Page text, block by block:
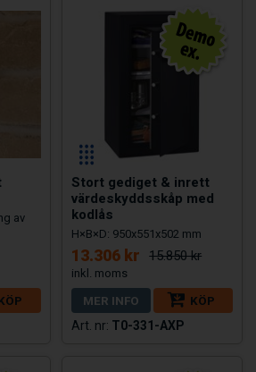
av
Stort gediget & inrett
värdeskyddsskåp med
kodlås
H×B×D: 950x551x502 mm
13.306 kr 15.850 kr
MER INFO
KÖP
T0-331-AXP